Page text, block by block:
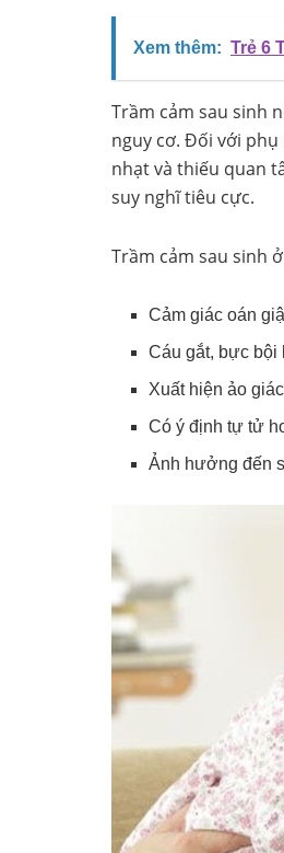
Xem thêm: Trẻ 6
Trầm cảm sau sinh
nguy cơ. Đối với
nhạt và thiếu quan
suy nghĩ tiêu cực.
Trầm cảm sau sinh
Cảm giác oán
Cáu gắt, bực bội
Xuất hiện ảo
Có ý định tự tử
Ảnh hưởng đến